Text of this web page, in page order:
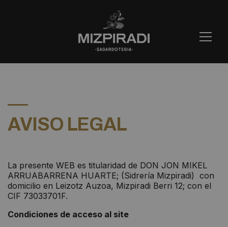
AVISO LEGAL
La presente WEB es titularidad de DON JON MIKEL
ARRUABARRENA HUARTE; (Sidrería Mizpiradi) con
domicilio en Leizotz Auzoa, Mizpiradi Berri 12; con el
CIF 73033701F.
Condiciones de acceso al site